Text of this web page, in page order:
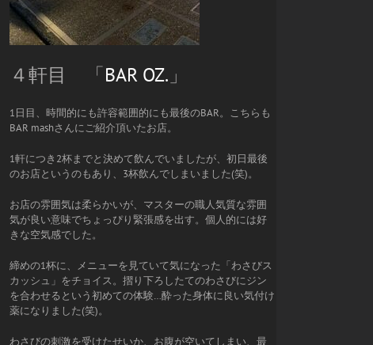
４軒目 「BAR OZ. 」
1日目、時間的にも許容範囲的にも最後のBAR。こちらも
BAR mashさんにご紹介頂いたお店。
1軒につき2杯までと決めて飲んでいましたが、初日最後
のお店というのもあり、3杯飲んでしまいました(笑)。
お店の雰囲気は柔らかいが、マスターの職人気質な雰囲
気が良い意味でちょっぴり緊張感を出す。個人的には好
きな空気感でした。
締めの1杯に、メニューを見ていて気になった「わさびス
カッシュ」をチョイス。摺り下ろしたてのわさびにジン
を合わせるという初めての体験…酔った身体に良い気付け
薬になりました(笑)。
わさびの刺激を受けたせいか、お腹が空いてしまい、最